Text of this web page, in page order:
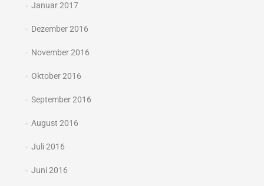
Januar 2017
Dezember 2016
November 2016
Oktober 2016
September 2016
August 2016
Juli 2016
Juni 2016